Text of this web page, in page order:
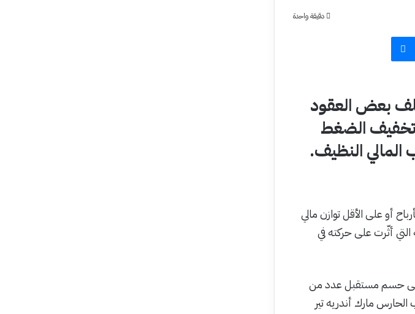
دقيقة واحدة
ماسنجر
بعض العقود
وتخفيف الضغط
أو على الأقل توازن مالي
أثّرت على حركته في
حسم مستقبل عدد من
مارك أندريه تير